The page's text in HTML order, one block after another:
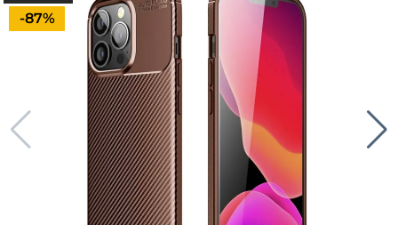
Priset är nedsatt med
-87%